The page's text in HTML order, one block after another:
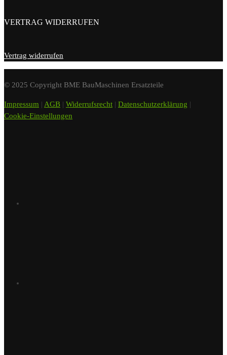
VERTRAG WIDERRUFEN
Vertrag widerrufen
© 2025 Copyright BME BauMaschinen Ersatzteile
Impressum | AGB | Widerrufsrecht | Datenschutzerklärung |
Cookie-Einstellungen